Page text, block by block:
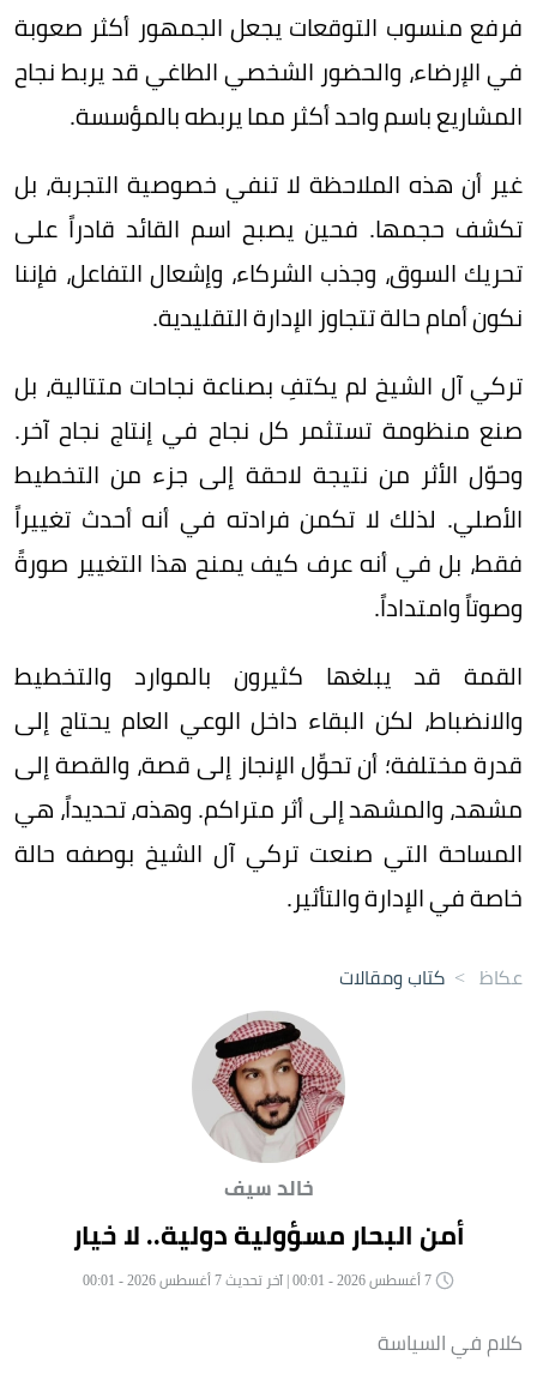
فرفع منسوب التوقعات يجعل الجمهور أكثر صعوبة
في الإرضاء، والحضور الشخصي الطاغي قد يربط نجاح
المشاريع باسم واحد أكثر مما يربطه بالمؤسسة.
غير أن هذه الملاحظة لا تنفي خصوصية التجربة، بل
تكشف حجمها. فحين يصبح اسم القائد قادراً على
تحريك السوق، وجذب الشركاء، وإشعال التفاعل، فإننا
نكون أمام حالة تتجاوز الإدارة التقليدية.
تركي آل الشيخ لم يكتفِ بصناعة نجاحات متتالية، بل
صنع منظومة تستثمر كل نجاح في إنتاج نجاح آخر.
وحوّل الأثر من نتيجة لاحقة إلى جزء من التخطيط
الأصلي. لذلك لا تكمن فرادته في أنه أحدث تغييراً
فقط، بل في أنه عرف كيف يمنح هذا التغيير صورةً
وصوتاً وامتداداً.
القمة قد يبلغها كثيرون بالموارد والتخطيط
والانضباط، لكن البقاء داخل الوعي العام يحتاج إلى
قدرة مختلفة؛ أن تحوِّل الإنجاز إلى قصة، والقصة إلى
مشهد، والمشهد إلى أثر متراكم. وهذه، تحديداً، هي
المساحة التي صنعت تركي آل الشيخ بوصفه حالة
خاصة في الإدارة والتأثير.
عكاظ > كتاب ومقالات
خالد سيف
أمن البحار مسؤولية دولية.. لا خيار
كلام في السياسة